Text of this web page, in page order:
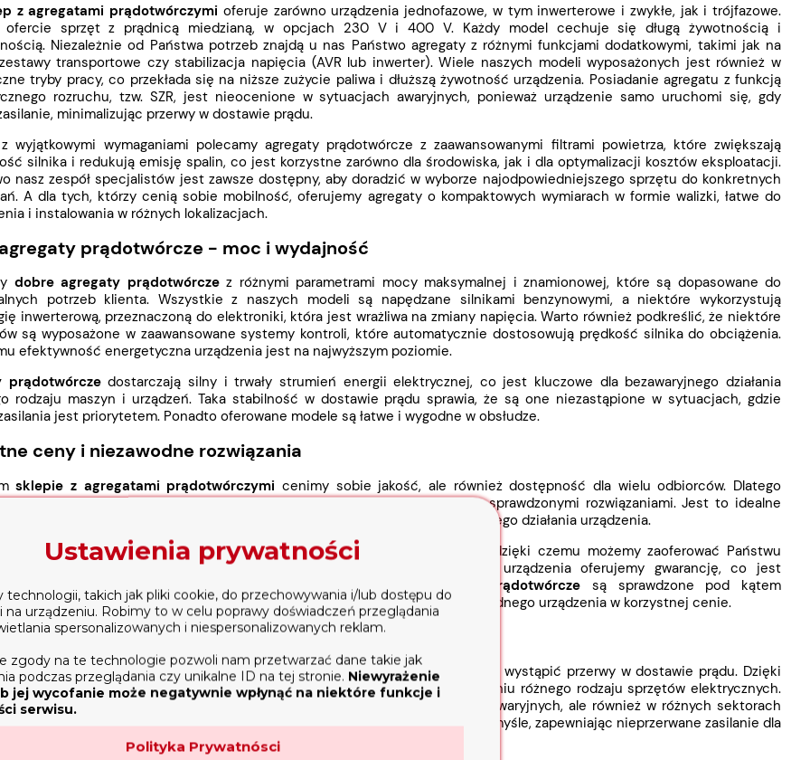
z agregatami prądotwórczymi oferuje zarówno urządzenia jednofazowe, w tym inwerterowe i zwykłe, jak i trójfazowe.
ofercie sprzęt z prądnicą miedzianą, w opcjach 230 V i 400 V. Każdy model cechuje się długą żywotnością i
Niezależnie od Państwa potrzeb znajdą u nas Państwo agregaty z różnymi funkcjami dodatkowymi, takimi jak na
transportowe czy stabilizacja napięcia (AVR lub inwerter). Wiele naszych modeli wyposażonych jest również w
tryby pracy, co przekłada się na niższe zużycie paliwa i dłuższą żywotność urządzenia. Posiadanie agregatu z funkcją
rozruchu, tzw. SZR, jest nieocenione w sytuacjach awaryjnych, ponieważ urządzenie samo uruchomi się, gdy
minimalizując przerwy w dostawie prądu.
wyjątkowymi wymaganiami polecamy agregaty prądotwórcze z zaawansowanymi filtrami powietrza, które zwiększają
silnika i redukują emisję spalin, co jest korzystne zarówno dla środowiska, jak i dla optymalizacji kosztów eksploatacji.
nasz zespół specjalistów jest zawsze dostępny, aby doradzić w wyborze najodpowiedniejszego sprzętu do konkretnych
A dla tych, którzy cenią sobie mobilność, oferujemy agregaty o kompaktowych wymiarach w formie walizki, łatwe do
i instalowania w różnych lokalizacjach.
prądotwórcze - moc i wydajność
dobre agregaty prądotwórczez różnymi parametrami mocy maksymalnej i znamionowej, które są dopasowane do
potrzeb klienta. Wszystkie z naszych modeli są napędzane silnikami benzynowymi, a niektóre wykorzystują
inwerterową, przeznaczoną do elektroniki, która jest wrażliwa na zmiany napięcia. Warto również podkreślić, że niektóre
są wyposażone w zaawansowane systemy kontroli, które automatycznie dostosowują prędkość silnika do obciążenia.
efektywność energetyczna urządzenia jest na najwyższym poziomie.
prądotwórczedostarczają silny i trwały strumień energii elektrycznej, co jest kluczowe dla bezawaryjnego działania
rodzaju maszyn i urządzeń. Taka stabilność w dostawie prądu sprawia, że są one niezastąpione w sytuacjach, gdzie
jest priorytetem. Ponadto oferowane modele są łatwe i wygodne w obsłudze.
ceny i niezawodne rozwiązania
sklepie z agregatami prądotwórczymicenimy sobie jakość, ale również dostępność dla wielu odbiorców. Dlatego
urządzenia w różnych przedziałach cenowych, łącząc korzystne ceny ze sprawdzonymi rozwiązaniami. Jest to idealne
dla osób, które cenią sobie zarówno oszczędności, jak i pewność długotrwałego działania urządzenia.
przez nas agregatów przechodzi rygorystyczne testy jakości, dzięki czemu możemy zaoferować Państwu
na których można polegać przez lata. Dodatkowo na wszystkie nasze urządzenia oferujemy gwarancję, co jest
ich profesjonalnej jakości i niezawodności. Nasze
agregaty prądotwórcze są sprawdzone pod kątem
i jakości, dlatego są świetnym wyborem dla każdego, kto poszukuje solidnego urządzenia w korzystnej cenie.
prądotwórcze są przydatne?
prądotwórczesą doskonałym rozwiązaniem w miejscach, gdzie mogą wystąpić przerwy w dostawie prądu. Dzięki
nie muszą Państwo obawiać się nieplanowanych przerw w działaniu różnego rodzaju sprzętów elektrycznych.
prądotwórcze
z naszej oferty sprawdzą się nie tylko w sytuacjach awaryjnych, ale również w różnych sektorach
Są one niezastąpione na placach budowlanych, w rolnictwie czy też w przemyśle, zapewniając nieprzerwane zasilanie dla
Ustawienia prywatności
technologii, takich jak pliki cookie, do przechowywania i/lub dostępu do
na urządzeniu. Robimy to w celu poprawy doświadczeń przeglądania
spersonalizowanych i niespersonalizowanych reklam.
zgody na te technologie pozwoli nam przetwarzać dane takie jak
podczas przeglądania czy unikalne ID na tej stronie. Niewyrażenie
jej wycofanie może negatywnie wpłynąć na niektóre funkcje i
serwisu.
Polityka Prywatnósci